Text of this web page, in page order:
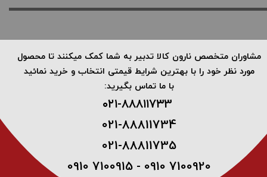
​مشاوران متخصص نارون کالا تدبیر به شما کمک میکنند تا محصول
مورد نظر خود را با بهترین شرایط قیمتی انتخاب و خرید نمائید
با ما تماس بگیرید:
۰۲۱-۸۸۸۱۱۷۳3 ​
021-88811734
021-88811735
0910 7100915 - 0910 7100920